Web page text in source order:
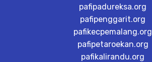
pafipadureksa.org
pafipenggarit.org
pafikecpemalang.org
pafipetaroekan.org
pafikalirandu.org